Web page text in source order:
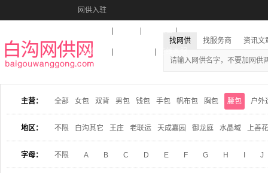
网供入驻
收藏本站
找网供 找服务商 资讯文
主营： 全部 女包 双背 男包 钱包 手包 帆布包 胸包 腰包 户外
地区： 不限 白沟其它 王庄 老联运 天成嘉园 御龙庭 水晶域 上善
字母： 不限 A B C D E F G H J